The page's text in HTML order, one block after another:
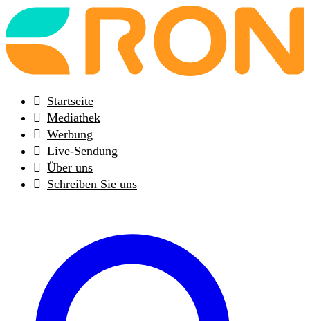
Back
to
frontpage
Startseite
Mediathek
Werbung
Live-Sendung
Über uns
Schreiben Sie uns